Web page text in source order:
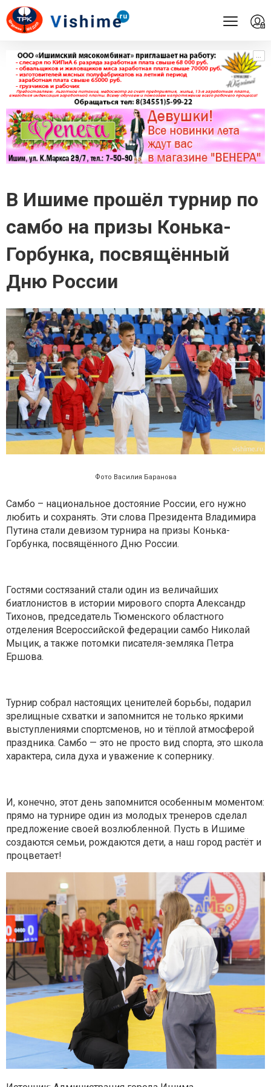
...
...
В Ишиме прошёл турнир по
самбо на призы Конька-
Горбунка, посвящённый
Дню России
Фото Василия Баранова
Самбо – национальное достояние России, его нужно
любить и сохранять. Эти слова Президента Владимира
Путина стали девизом турнира на призы Конька-
Горбунка, посвящённого Дню России.
Гостями состязаний стали один из величайших
биатлонистов в истории мирового спорта Александр
Тихонов, председатель Тюменского областного
отделения Всероссийской федерации самбо Николай
Мыцик, а также потомки писателя-земляка Петра
Ершова.
Турнир собрал настоящих ценителей борьбы, подарил
зрелищные схватки и запомнится не только яркими
выступлениями спортсменов, но и тёплой атмосферой
праздника. Самбо — это не просто вид спорта, это школа
характера, сила духа и уважение к сопернику.
И, конечно, этот день запомнится особенным моментом:
прямо на турнире один из молодых тренеров сделал
предложение своей возлюбленной. Пусть в Ишиме
создаются семьи, рождаются дети, а наш город растёт и
процветает!